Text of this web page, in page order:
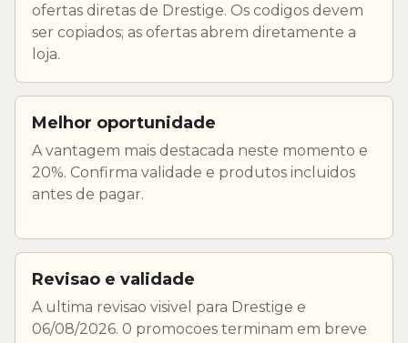
ofertas diretas de Drestige. Os codigos devem
ser copiados; as ofertas abrem diretamente a
loja.
Melhor oportunidade
A vantagem mais destacada neste momento e
20%. Confirma validade e produtos incluidos
antes de pagar.
Revisao e validade
A ultima revisao visivel para Drestige e
06/08/2026. 0 promocoes terminam em breve